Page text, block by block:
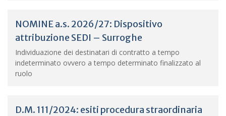
NOMINE a.s. 2026/27: Dispositivo
attribuzione SEDI – Surroghe
Individuazione dei destinatari di contratto a tempo
indeterminato ovvero a tempo determinato finalizzato al
ruolo
D.M. 111/2024: esiti procedura straordinaria